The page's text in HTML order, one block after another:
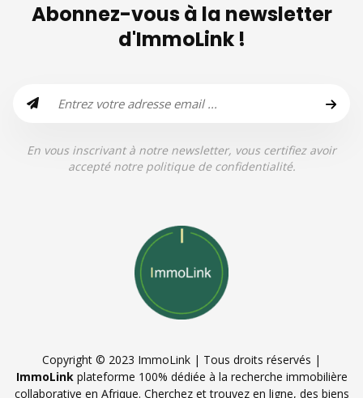
Abonnez-vous à la newsletter
d'ImmoLink !
En vous inscrivant à notre newsletter, vous certifiez avoir
accepté notre politique de confidentialité.
Copyright © 2023 ImmoLink | Tous droits réservés |
ImmoLinkplateforme 100% dédiée à la recherche immobilière
collaborative en Afrique. Cherchez et trouvez en ligne, des biens